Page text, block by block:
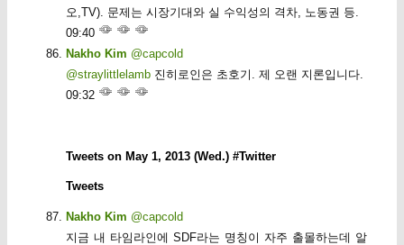
오,TV). 문제는 시장기대와 실 수익성의 격차, 노동권 등.
09:40
Nakho Kim @capcold
@straylittlelamb 진히로인은 초호기. 제 오랜 지론입니다.
09:32
Tweets on May 1, 2013 (Wed.) #Twitter
Tweets
Nakho Kim @capcold
지금 내 타임라인에 SDF라는 명칭이 자주 출몰하는데 알